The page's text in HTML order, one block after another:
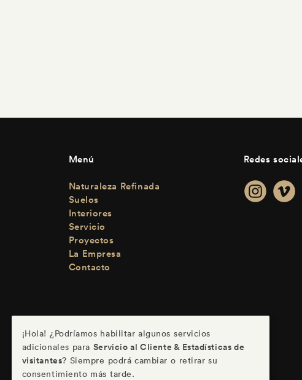
Menú
Naturaleza Refinada
Suelos
Interiores
Servicio
Proyectos
La Empresa
Contacto
Redes
¡Hola! ¿Podríamos habilitar algunos servicios
adicionales para Servicio al Cliente & Estadísticas de
visitantes? Siempre podrá cambiar o retirar su
consentimiento más tarde.